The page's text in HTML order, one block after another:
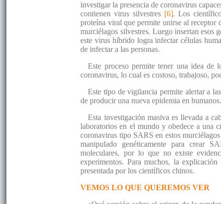
investigar la presencia de coronavirus
contienen virus silvestres [6]. Los
proteína viral que permite unirse al receptor
murciélagos silvestres. Luego insertan esos
este virus híbrido logra infectar células
de infectar a las personas.
Este proceso permite tener una idea de
coronavirus, lo cual es costoso, trabajoso,
Este tipo de vigilancia permite alertar a
de producir una nueva epidemia en
Esta investigación masiva es llevada a
laboratorios en el mundo y obedece a una
coronavirus tipo SARS en estos
manipulado genéticamente para crear
moleculares, por lo que no existe
experimentos. Para muchos, la
presentada por los científicos chinos.
VEMOS LO QUE QUEREMOS VER